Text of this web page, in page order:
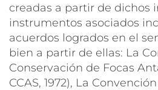
creadas a partir de dichos
instrumentos asociados
acuerdos logrados en el
bien a partir de ellas: La
Conservación de Focas
CCAS, 1972), La